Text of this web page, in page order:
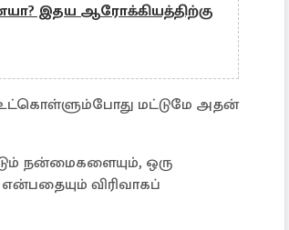
இதய ஆரோக்கியத்திற்கு
உட்கொள்ளும்போது மட்டுமே அதன்
நன்மைகளையும், ஒரு
விரிவாகப்